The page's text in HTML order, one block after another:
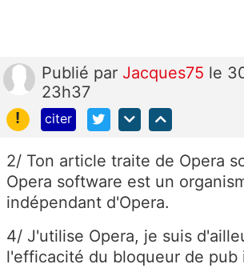
Publié par Jacques75 le
23h37
!
citer
2/ Ton article traite de Opera
Opera software est un
indépendant d'Opera.
4/ J'utilise Opera, je suis
l'efficacité du bloqueur de pub